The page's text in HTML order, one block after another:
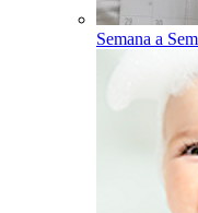
Semana a